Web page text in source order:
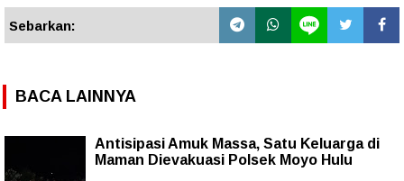
Sebarkan:
BACA LAINNYA
Antisipasi Amuk Massa, Satu Keluarga di
Maman Dievakuasi Polsek Moyo Hulu